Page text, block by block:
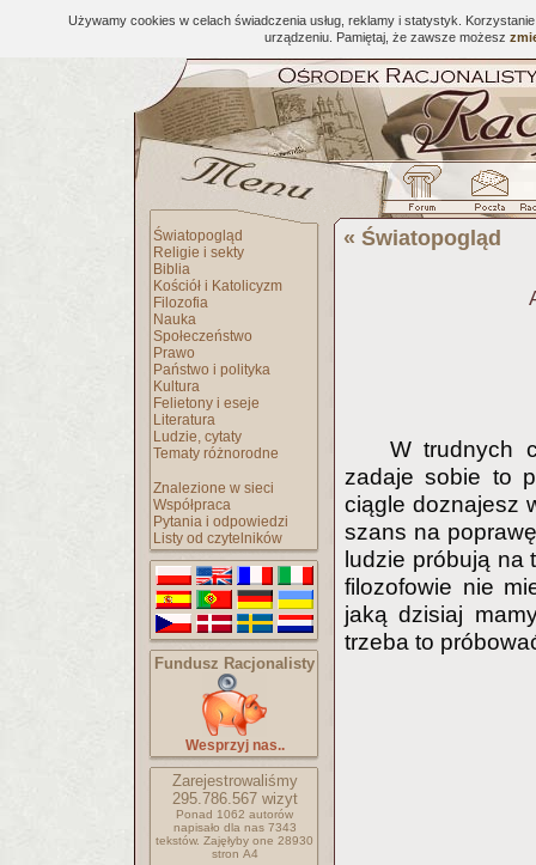
Używamy cookies w celach świadczenia usług, reklamy i statystyk.
urządzeniu. Pamiętaj, że zawsze możesz
Światopogląd
Religie i sekty
Biblia
Kościół i Katolicyzm
Filozofia
Nauka
Społeczeństwo
Prawo
Państwo i polityka
Kultura
Felietony i eseje
Literatura
Ludzie, cytaty
Tematy różnorodne
Znalezione w sieci
Współpraca
Pytania i odpowiedzi
Listy od czytelników
Fundusz Racjonalisty
Wesprzyj nas..
Zarejestrowaliśmy
295.786.567wizyt
Ponad 1062 autorów
napisało dla nas 7343
tekstów. Zajęłyby one 28930
stron A4
« Światopogląd
W trudnych
zadaje sobie to
ciągle doznajesz
szans na
ludzie próbują na
filozofowie nie
jaką dzisiaj
trzeba to